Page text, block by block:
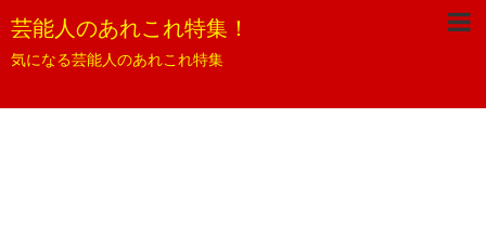
芸能人のあれこれ特集！
気になる芸能人のあれこれ特集